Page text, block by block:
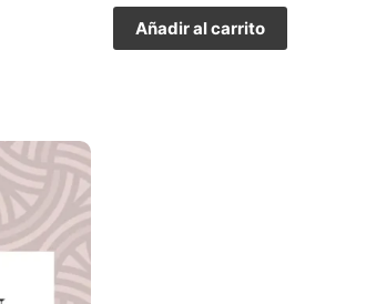
Añadir al carrito